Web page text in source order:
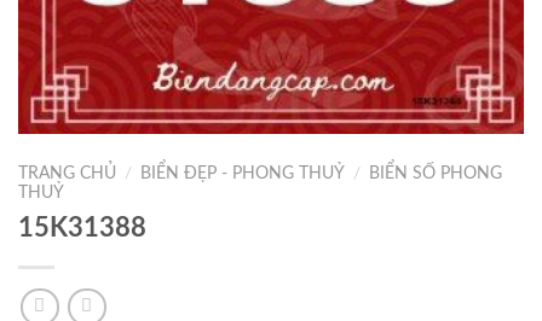
TRANG CHỦ / BIỂN ĐẸP - PHONG THUỶ /
BIỂN SỐ PHONG
THUỶ
15K31388